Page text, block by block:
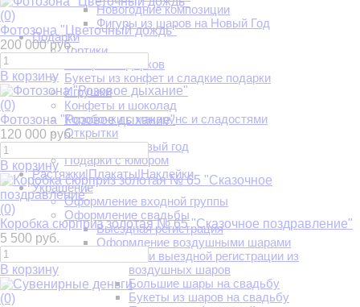
Новогодние композиции
Фигуры из шаров на Новый Год
Подарки
Тортики
Ассорти подарков
Букеты из конфет и сладкие подарки
Игрушки
Конфеты и шоколад
Коробочки с макарунс и сладостями
Открытки
Подарки на Новый год
Подарки с юмором
Растяжки|Плакаты|Наклейки
Украшение
Оформление входной группы
Оформление свадьбы
Выездная регистрация
Оформление воздушными шарами
Арки выездной регистрации из
воздушных шаров
Большие шары на свадьбу
Букеты из шаров на свадьбу
(0)
Фотозона "Цветочный дождь"
200 000 руб.
В корзину
(0)
Фотозона "Розовое дыхание"
120 000 руб.
В корзину
(0)
Коробка сюрприз золотая № 65 "Сказочное поздравление"
5 500 руб.
В корзину
(0)